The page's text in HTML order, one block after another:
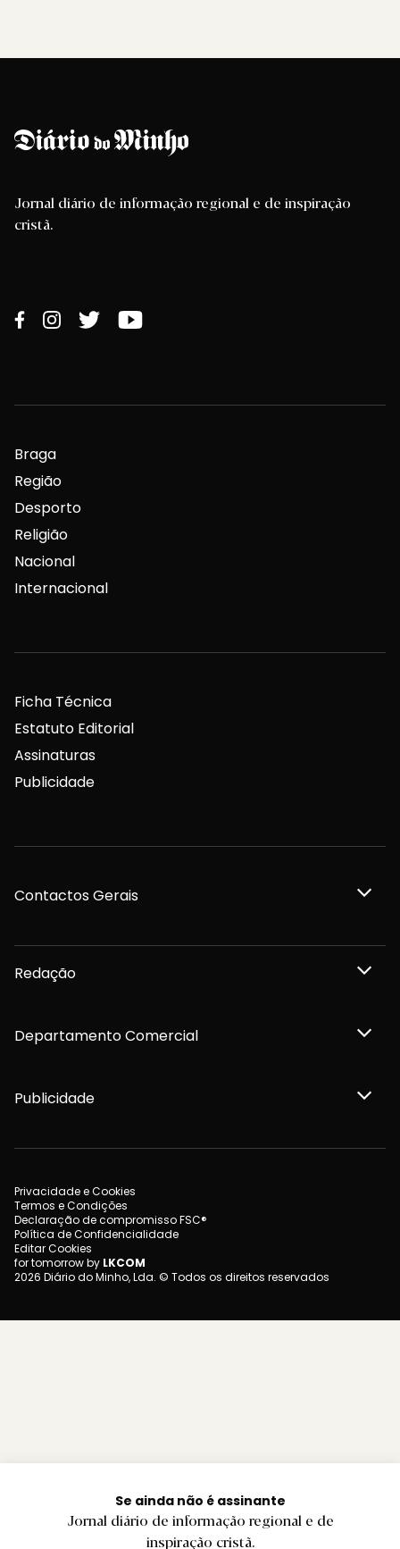
Se ainda não é assinante
Jornal diário de informação regional e de
inspiração cristã.
Jornal diário de informação regional e de inspiração
cristã.
Braga
Região
Desporto
Religião
Nacional
Internacional
Ficha Técnica
Estatuto Editorial
Assinaturas
Publicidade
Contactos Gerais
Redação
Departamento Comercial
Publicidade
Privacidade e Cookies
Termos e Condições
Declaração de compromisso FSC®
Política de Confidencialidade
Editar Cookies
for tomorrow by LKCOM
2026 Diário do Minho, Lda. © Todos os direitos reservados